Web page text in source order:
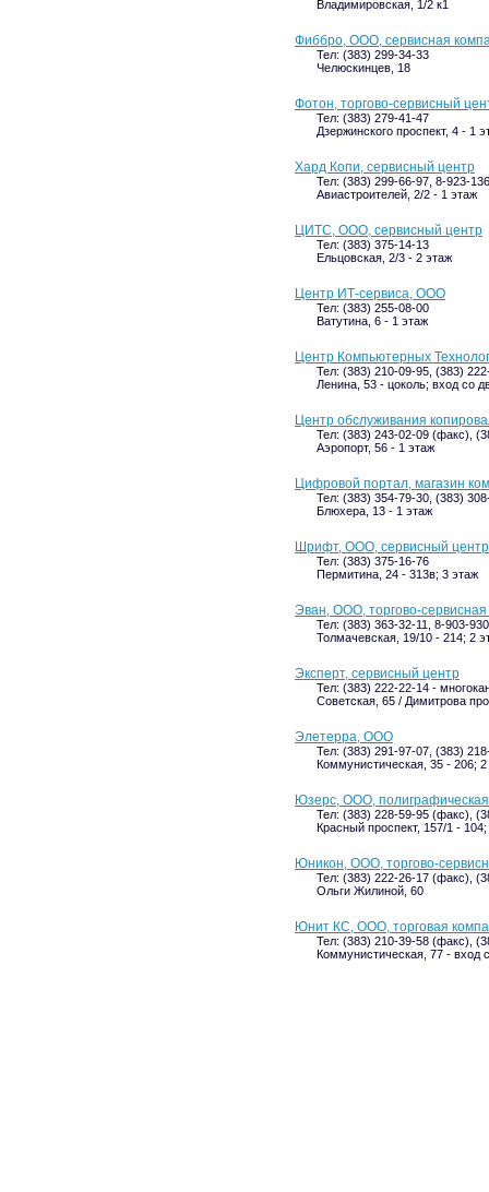
Владимировская, 1/2 к1
Фиббро, ООО, сервисная
Тел: (383) 299-34-33
Челюскинцев, 18
Фотон, торгово-сервисный
Тел: (383) 279-41-47
Дзержинского проспект, 4 - 1
Хард Копи, сервисный центр
Тел: (383) 299-66-97, 8-923-
Авиастроителей, 2/2 - 1 этаж
ЦИТС, ООО, сервисный центр
Тел: (383) 375-14-13
Ельцовская, 2/3 - 2 этаж
Центр ИТ-сервиса, ООО
Тел: (383) 255-08-00
Ватутина, 6 - 1 этаж
Центр Компьютерных
Тел: (383) 210-09-95, (383)
Ленина, 53 - цоколь; вход со
Центр обслуживания
Тел: (383) 243-02-09 (факс),
Аэропорт, 56 - 1 этаж
Цифровой портал, магазин
Тел: (383) 354-79-30, (383)
Блюхера, 13 - 1 этаж
Шрифт, ООО, сервисный центр
Тел: (383) 375-16-76
Пермитина, 24 - 313в; 3 этаж
Эван, ООО, торгово-
Тел: (383) 363-32-11, 8-903-
Толмачевская, 19/10 - 214; 2
Эксперт, сервисный центр
Тел: (383) 222-22-14 -
Советская, 65 / Димитрова
Элетерра, ООО
Тел: (383) 291-97-07, (383)
Коммунистическая, 35 - 206; 2
Юзерс, ООО,
Тел: (383) 228-59-95 (факс),
Красный проспект, 157/1 -
Юникон, ООО, торгово-
Тел: (383) 222-26-17 (факс),
Ольги Жилиной, 60
Юнит КС, ООО, торговая
Тел: (383) 210-39-58 (факс),
Коммунистическая, 77 -